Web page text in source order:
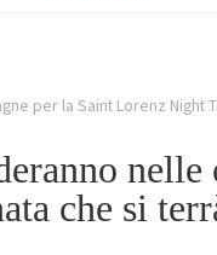
per la Saint Lorenz Night
nelle
che si